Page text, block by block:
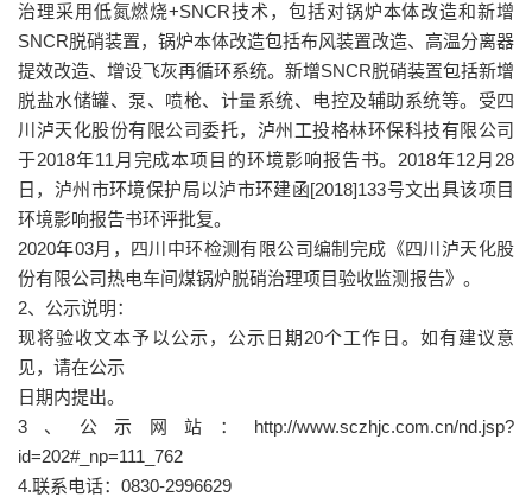
治理采用低氮燃烧+SNCR技术，包括对锅炉本体改造和新增
SNCR脱硝装置，锅炉本体改造包括布风装置改造、高温分离器
提效改造、增设飞灰再循环系统。新增SNCR脱硝装置包括新增
脱盐水储罐、泵、喷枪、计量系统、电控及辅助系统等。受四
川泸天化股份有限公司委托，泸州工投格林环保科技有限公司
于2018年11月完成本项目的环境影响报告书。2018年12月28
日，泸州市环境保护局以泸市环建函[2018]133号文出具该项目
环境影响报告书环评批复。
2020年03月，四川中环检测有限公司编制完成《四川泸天化股
份有限公司热电车间煤锅炉脱硝治理项目验收监测报告》。
2、公示说明：
现将验收文本予以公示，公示日期20个工作日。如有建议意
见，请在公示
日期内提出。
3、公示网站：http://www.sczhjc.com.cn/nd.jsp?
id=202#_np=111_762
4.联系电话：0830-2996629